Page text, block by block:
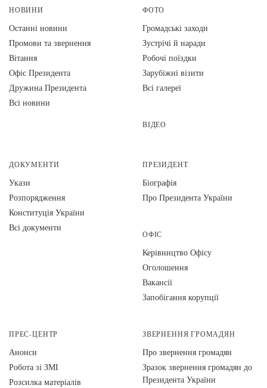
НОВИНИ
Останні новини
Промови та звернення
Вiтання
Офіс Президента
Дружина Президента
Всі новини
ФОТО
Громадські заходи
Зустрічі й наради
Робочі поїздки
Зарубіжні візити
Всі галереї
ВІДЕО
ДОКУМЕНТИ
Укази
Розпорядження
Конституція України
Всі документи
ПРЕЗИДЕНТ
Біографія
Про Президента України
ОФІС
Керівництво Офісу
Оголошення
Вакансії
Запобігання корупції
ПРЕС-ЦЕНТР
Анонси
Робота зі ЗМІ
Розсилка матеріалів
ЗВЕРНЕННЯ ГРОМАДЯН
Про звернення громадян
Зразок звернення громадян до
Президента України